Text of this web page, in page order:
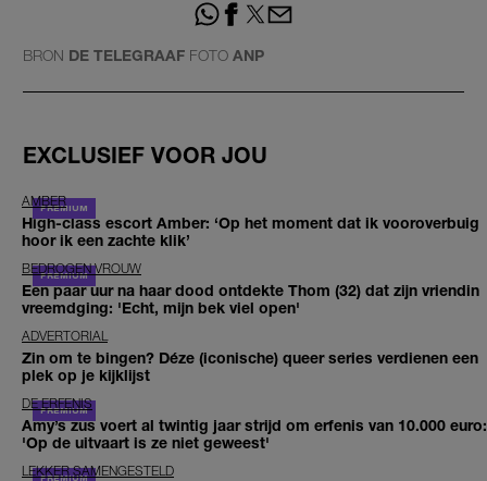
BRON DE TELEGRAAF FOTO ANP
EXCLUSIEF VOOR JOU
AMBER
High-class escort Amber: ‘Op het moment dat ik vooroverbuig
hoor ik een zachte klik’
BEDROGEN VROUW
Een paar uur na haar dood ontdekte Thom (32) dat zijn vriendin
vreemdging: 'Echt, mijn bek viel open'
ADVERTORIAL
Zin om te bingen? Déze (iconische) queer series verdienen een
plek op je kijklijst
DE ERFENIS
Amy’s zus voert al twintig jaar strijd om erfenis van 10.000 euro:
'Op de uitvaart is ze niet geweest'
LEKKER SAMENGESTELD